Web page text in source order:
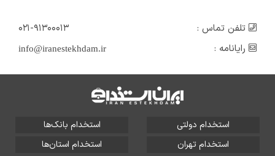
تلفن تماس :
۰۲۱-۹۱۳۰۰۰۱۳
رایانامه :
info@iranestekhdam.ir
استخدام دولتی
استخدام بانک‌ها
استخدام تهران
استخدام استان‌ها